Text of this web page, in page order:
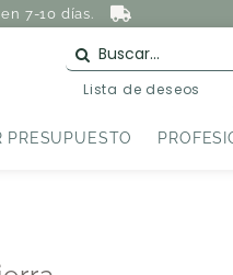
7-10 días.
Lista de deseos
PRESUPUESTO